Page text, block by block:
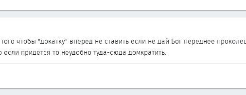
чтобы "докатку" вперед не ставить если не дай Бог переднее
если придется то неудобно туда-сюда домкратить.